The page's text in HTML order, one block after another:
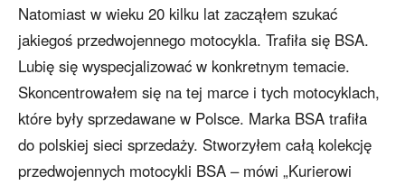
Natomiast w wieku 20 kilku lat zacząłem szukać
jakiegoś przedwojennego motocykla. Trafiła się BSA.
Lubię się wyspecjalizować w konkretnym temacie.
Skoncentrowałem się na tej marce i tych motocyklach,
które były sprzedawane w Polsce. Marka BSA trafiła
do polskiej sieci sprzedaży. Stworzyłem całą kolekcję
przedwojennych motocykli BSA – mówi „Kurierowi